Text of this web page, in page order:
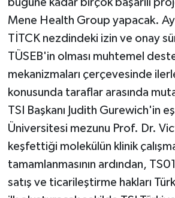
Mene Health Group yapacak.
TİTCK nezdindeki izin ve onay
TÜSEB'in olması muhtemel
mekanizmaları çerçevesinde
konusunda taraflar arasında
TSI Başkanı Judith Gurewich'in
Üniversitesi mezunu Prof. Dr.
keşfettiği molekülün klinik
tamamlanmasının ardından,
satış ve ticarileştirme hakları